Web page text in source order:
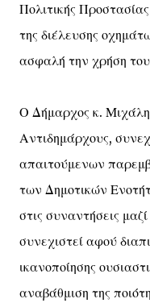
Πολιτικής
της διέλευσης
ασφαλή την χρήση
Ο Δήμαρχος κ.
Αντιδημάρχους,
απαιτούμενων
των Δημοτικών
στις συναντήσεις
συνεχιστεί αφού
ικανοποίησης
αναβάθμιση της